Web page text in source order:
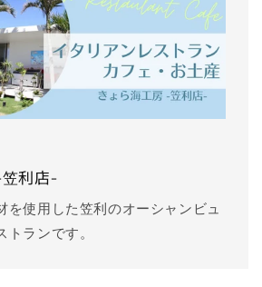
利店-
を使用した笠利のオーシャンビュ
トランです。